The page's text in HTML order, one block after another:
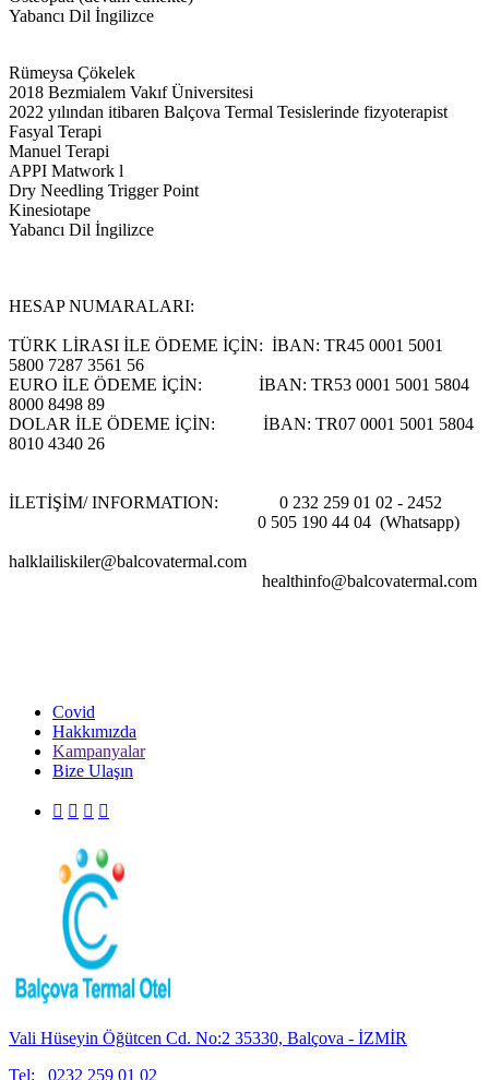
Yabancı Dil İngilizce
Rümeysa Çökelek
2018 Bezmialem Vakıf Üniversitesi
2022 yılından itibaren Balçova Termal Tesislerinde fizyoterapist
Fasyal Terapi
Manuel Terapi
APPI Matwork l
Dry Needling Trigger Point
Kinesiotape
Yabancı Dil İngilizce
HESAP NUMARALARI:
TÜRK LİRASI İLE ÖDEME İÇİN: İBAN: TR45 0001 5001
5800 7287 3561 56
EURO İLE ÖDEME İÇİN: İBAN: TR53 0001 5001 5804
8000 8498 89
DOLAR İLE ÖDEME İÇİN: İBAN: TR07 0001 5001 5804
8010 4340 26
İLETİŞİM/ INFORMATION: 0 232 259 01 02 - 2452
0 505 190 44 04 (Whatsapp)
halklailiskiler@balcovatermal.com
healthinfo@balcovatermal.com
Covid
Hakkımızda
Kampanyalar
Bize Ulaşın
Vali Hüseyin Öğütcen Cd. No:2 35330, Balçova - İZMİR
Tel:
0232 259 01 02